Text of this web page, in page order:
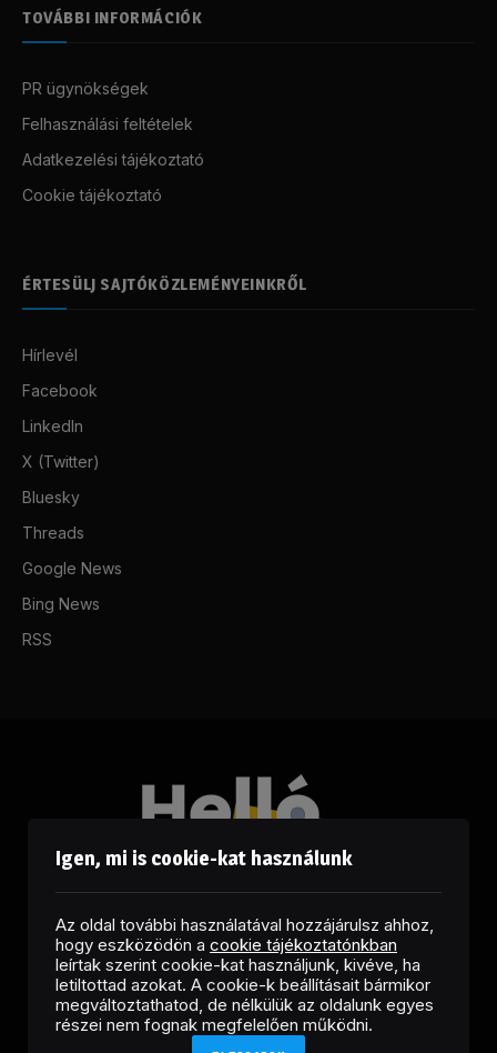
TOVÁBBI INFORMÁCIÓK
PR ügynökségek
Felhasználási feltételek
Adatkezelési tájékoztató
Cookie tájékoztató
ÉRTESÜLJ SAJTÓKÖZLEMÉNYEINKRŐL
Hírlevél
Facebook
LinkedIn
X (Twitter)
Bluesky
Threads
Google News
Bing News
RSS
FacebookLinkedInX
(Twitter)
RSS
Igen, mi is cookie-kat használunk
Az oldal további használatával hozzájárulsz ahhoz,
hogy eszközödön a cookie tájékoztatónkban
leírtak szerint cookie-kat használjunk, kivéve, ha
letiltottad azokat. A cookie-k beállításait bármikor
megváltoztathatod, de nélkülük az oldalunk egyes
részei nem fognak megfelelően működni.